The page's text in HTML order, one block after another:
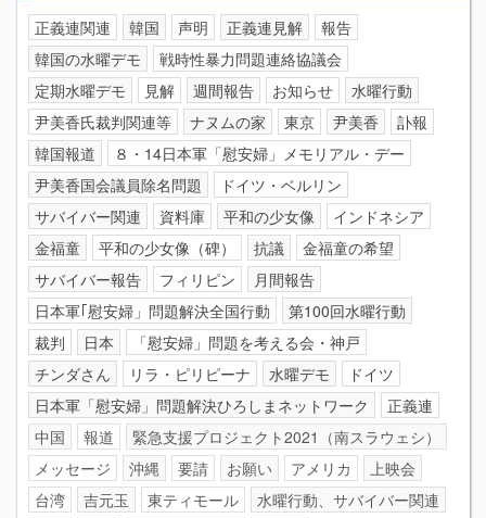
正義連関連 韓国 声明 正義連見解
報告
韓国の水曜デモ
戦時性暴力問題連絡協議会
定期水曜デモ
見解 週間報告 お知らせ
水曜行動
尹美香氏裁判関連等
ナヌムの家 東京 尹美香
訃報
韓国報道
８・14日本軍「慰安婦」メモリアル・デー
尹美香国会議員除名問題
ドイツ・ベルリン
サバイバー関連
資料庫 平和の少女像
インドネシア
金福童
平和の少女像（碑） 抗議
金福童の希望
サバイバー報告
フィリピン
月間報告
日本軍｢慰安婦」問題解決全国行動
第100回水曜行動
裁判
日本
「慰安婦」問題を考える会・神戸
チンダさん
リラ・ピリピーナ 水曜デモ
ドイツ
日本軍「慰安婦」問題解決ひろしまネットワーク
正義連
中国
報道
緊急支援プロジェクト2021（南スラウェシ）
メッセージ
沖縄 要請 お願い アメリカ
上映会
台湾
吉元玉 東ティモール
水曜行動、サバイバー関連